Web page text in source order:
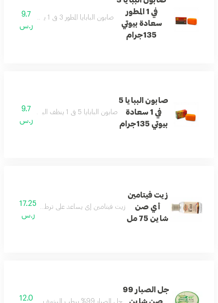
في 1 المطور
سعادة بيوتي
135جرام
صابون البابايا المطور 3 في 1 يساعد على تنظيف البشرة وتنعيمها ومنحها إشراقة جميلة.
9.7
ر.س
صابون الببايا 5
في 1 سعادة
بيوتي 135جرام
صابون البابايا 5 في 1 ينظف البشرة بفعالية ويساعد على تحسين ملمسها ومظهرها.
9.7
ر.س
زيت فيتامين
أي صن
شاين 75 مل
زيت فيتامين إي يساعد على ترطيب البشرة
17.25
ر.س
جل الصبار 99
صن شاين
جل الصبار 99% يرطب البشرة بعمق ويمنحها شعورًا بالانتعاش والتهدئة طوال اليوم. 12.0